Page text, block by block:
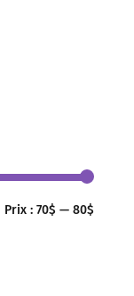
Prix :70$ —80$